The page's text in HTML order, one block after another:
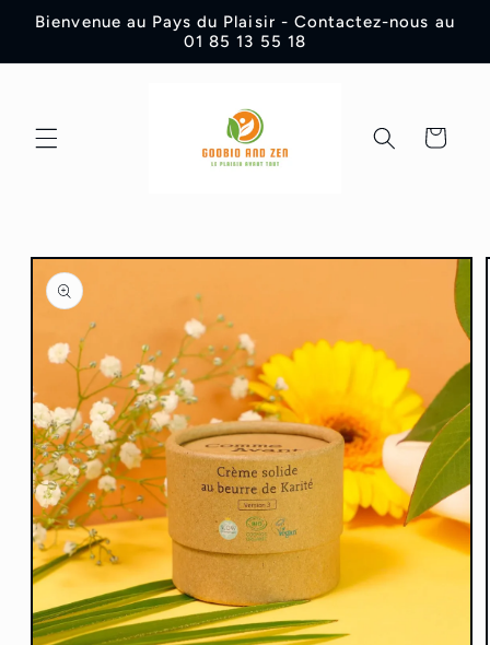
passer
contenu
Bienvenue au Pays du Plaisir - Contactez-nous au
01 85 13 55 18
Panier
Passer aux
informations
produits